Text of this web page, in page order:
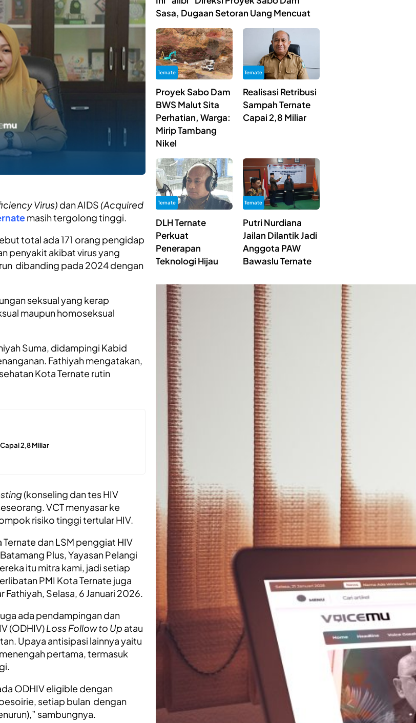
Virus) dan AIDS(Acquired
masih tergolong tinggi.
total ada 171 orang pengidap
penyakit akibat virus yang
dibanding pada 2024 dengan
seksual yang kerap
maupun homoseksual
Suma, didampingi Kabid
Fathiyah mengatakan,
Kota Ternate rutin
2,8 Miliar
(konseling dan tes HIV
VCT menyasar ke
risiko tinggi tertular HIV.
Ternate dan LSM penggiat HIV
Plus, Yayasan Pelangi
itu mitra kami, jadi setiap
PMI Kota Ternate juga
Fathiyah, Selasa, 6 Januari 2026.
ada pendampingan dan
(ODHIV)Loss Follow to Up atau
Upaya antisipasi lainnya yaitu
pertama, termasuk
ODHIV eligible dengan
setiap bulan dengan
sambungnya.
Sasa, Dugaan Setoran Uang Mencuat
Ternate
Proyek Sabo Dam
BWS Malut Sita
Perhatian, Warga:
Mirip Tambang
Nikel
Ternate
Realisasi Retribusi
Sampah Ternate
Capai 2,8 Miliar
Ternate
DLH Ternate
Perkuat
Penerapan
Teknologi Hijau
Ternate
Putri Nurdiana
Jailan Dilantik Jadi
Anggota PAW
Bawaslu Ternate